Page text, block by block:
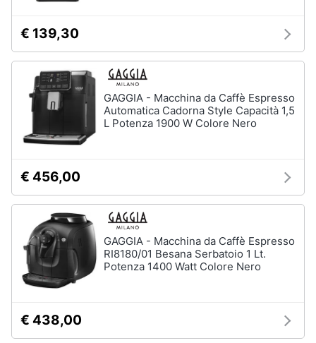
€ 139,30
GAGGIA - Macchina da Caffè Espresso
Automatica Cadorna Style Capacità 1,5
L Potenza 1900 W Colore Nero
€ 456,00
GAGGIA - Macchina da Caffè Espresso
RI8180/01 Besana Serbatoio 1 Lt.
Potenza 1400 Watt Colore Nero
€ 438,00